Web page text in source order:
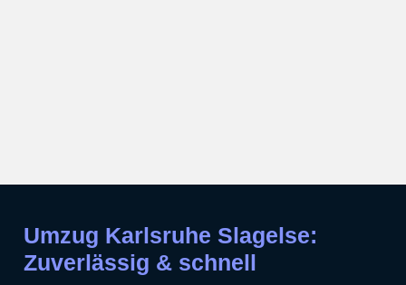
Umzug Karlsruhe Slagelse:
Zuverlässig & schnell